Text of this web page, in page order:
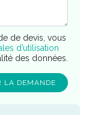
de devis, vous
d’utilisation
des données.